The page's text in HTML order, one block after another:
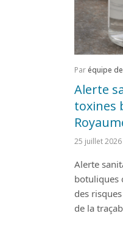
Paréquipe
Alerte
toxines
25 juillet 2026
Alerte
botuliques
des
de la